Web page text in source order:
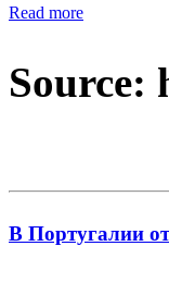
Read more
Source:
В Португалии